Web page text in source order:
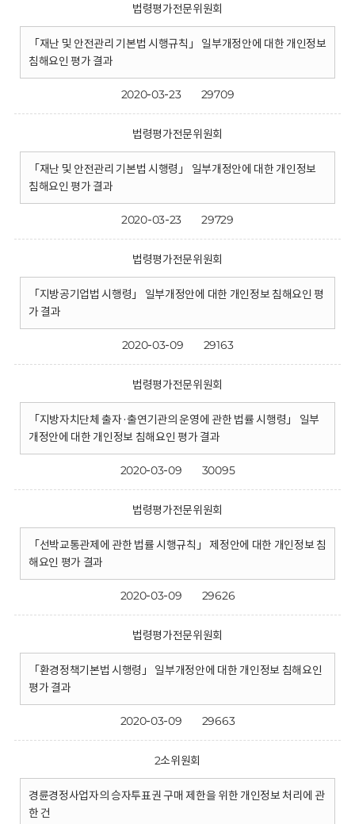
법령평가전문위원회
「재난 및 안전관리 기본법 시행규칙」 일부개정안에 대한 개인정보
침해요인 평가 결과
2020-03-23 29709
법령평가전문위원회
「재난 및 안전관리 기본법 시행령」 일부개정안에 대한 개인정보
침해요인 평가 결과
2020-03-23 29729
법령평가전문위원회
「지방공기업법 시행령」 일부개정안에 대한 개인정보 침해요인 평
가 결과
2020-03-09 29163
법령평가전문위원회
「지방자치단체 출자·출연기관의 운영에 관한 법률 시행령」 일부
개정안에 대한 개인정보 침해요인 평가 결과
2020-03-09 30095
법령평가전문위원회
「선박교통관제에 관한 법률 시행규칙」 제정안에 대한 개인정보 침
해요인 평가 결과
2020-03-09 29626
법령평가전문위원회
「환경정책기본법 시행령」 일부개정안에 대한 개인정보 침해요인
평가 결과
2020-03-09 29663
2소위원회
경륜경정사업자의 승자투표권 구매 제한을 위한 개인정보 처리에 관
한 건